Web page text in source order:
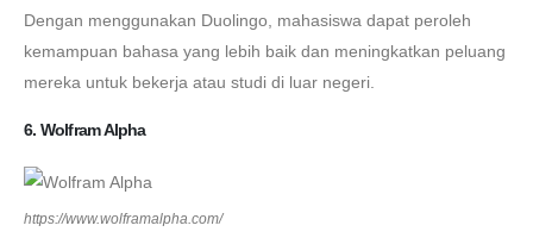
Dengan menggunakan Duolingo, mahasiswa dapat peroleh
kemampuan bahasa yang lebih baik dan meningkatkan peluang
mereka untuk bekerja atau studi di luar negeri.
6. Wolfram Alpha
https://www.wolframalpha.com/